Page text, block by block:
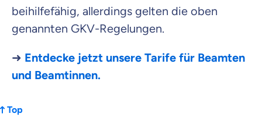
beihilfefähig, allerdings gelten die oben
genannten GKV-Regelungen.
➜ Entdecke jetzt unsere Tarife für Beamten
und Beamtinnen.
Top